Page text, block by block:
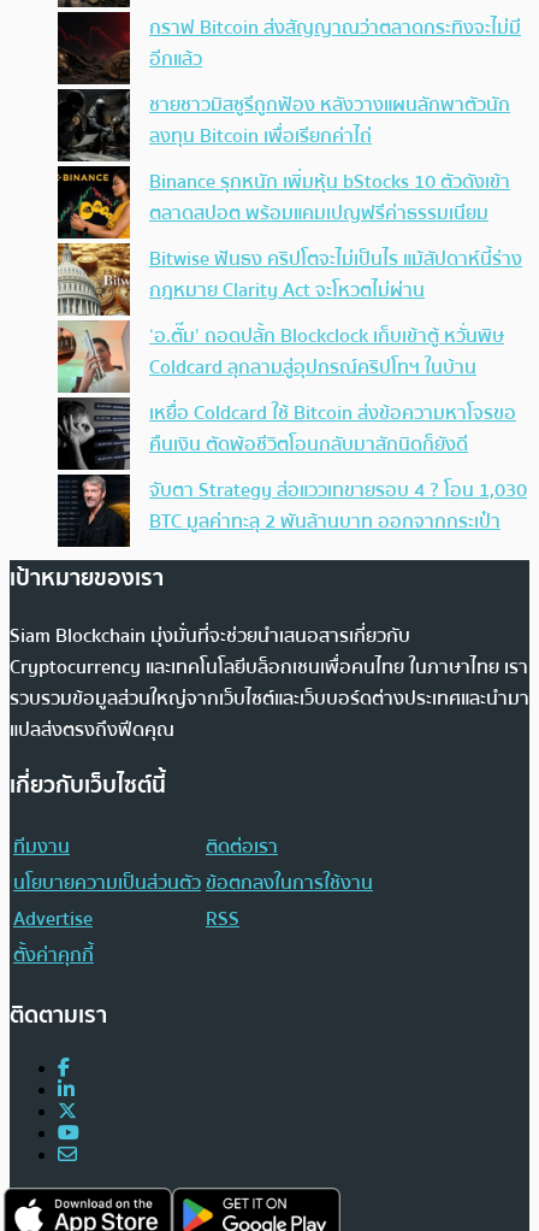
กราฟ Bitcoin ส่งสัญญาณว่าตลาดกระทิงจะไม่มี
อีกแล้ว
ชายชาวมิสซูรีถูกฟ้อง หลังวางแผนลักพาตัวนัก
ลงทุน Bitcoin เพื่อเรียกค่าไถ่
Binance รุกหนัก เพิ่มหุ้น bStocks 10 ตัวดังเข้า
ตลาดสปอต พร้อมแคมเปญฟรีค่าธรรมเนียม
Bitwise ฟันธง คริปโตจะไม่เป็นไร แม้สัปดาห์นี้ร่าง
กฎหมาย Clarity Act จะโหวตไม่ผ่าน
‘อ.ตั๊ม’ ถอดปลั้ก Blockclock เก็บเข้าตู้ หวั่นพิษ
Coldcard ลุกลามสู่อุปกรณ์คริปโทฯ ในบ้าน
เหยื่อ Coldcard ใช้ Bitcoin ส่งข้อความหาโจรขอ
คืนเงิน ตัดพ้อชีวิตโอนกลับมาสักนิดก็ยังดี
จับตา Strategy ส่อแววเทขายรอบ 4 ? โอน 1,030
BTC มูลค่าทะลุ 2 พันล้านบาท ออกจากกระเป๋า
เป้าหมายของเรา
Siam Blockchain มุ่งมั่นที่จะช่วยนำเสนอสารเกี่ยวกับ
Cryptocurrency และเทคโนโลยีบล็อกเชนเพื่อคนไทย ในภาษาไทย เรา
รวบรวมข้อมูลส่วนใหญ่จากเว็บไซต์และเว็บบอร์ดต่างประเทศและนำมา
แปลส่งตรงถึงฟีดคุณ
เกี่ยวกับเว็บไซต์นี้
ทีมงาน
ติดต่อเรา
นโยบายความเป็นส่วนตัวข้อตกลงในการใช้งาน
Advertise
RSS
ตั้งค่าคุกกี้
ติดตามเรา